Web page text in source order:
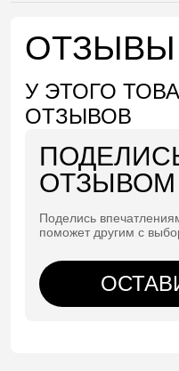
ОТЗЫВЫ
У ЭТОГО
ОТЗЫВОВ
ОТЗЫВОМ
Поделись
поможет другим с